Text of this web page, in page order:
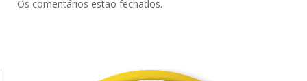
Os comentários estão fechados.